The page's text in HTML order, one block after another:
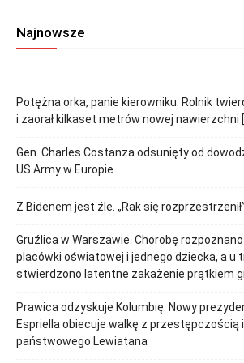
Najnowsze
Potężna orka, panie kierowniku. Rolnik
i zaorał kilkaset metrów nowej nawierzchni
Gen. Charles Costanza odsunięty od
US Army w Europie
Z Bidenem jest źle. „Rak się rozprzestrzenił”
Gruźlica w Warszawie. Chorobę
placówki oświatowej i jednego dziecka, a u
stwierdzono latentne zakażenie prątkiem
Prawica odzyskuje Kolumbię. Nowy
Espriella obiecuje walkę z przestępczością
państwowego Lewiatana